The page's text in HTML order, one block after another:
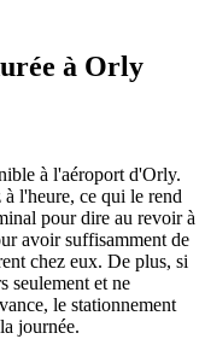
à Orly
à l'aéroport d'Orly.
l'heure, ce qui le rend
pour dire au revoir à
avoir suffisamment de
chez eux. De plus, si
seulement et ne
le stationnement
journée.